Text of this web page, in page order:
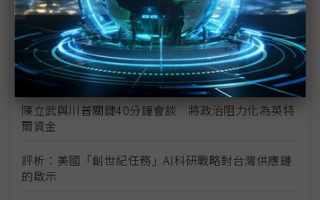
豐田目標2026全球生產破千萬輛 HEV需求強勁跨越
電動車放緩影響
東南亞各國與美貿易協議持續推進 2026聚焦關鍵礦
產、轉口問題
陳立武與川普關鍵40分鐘會談 將政治阻力化為英特
爾資金
評析：美國「創世紀任務」AI科研戰略對台灣供應鏈
的啟示